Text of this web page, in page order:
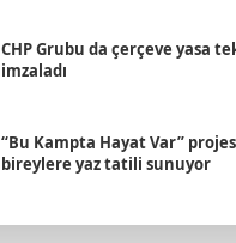
CHP Grubu da çerçeve yasa
imzaladı
“Bu Kampta Hayat Var”
bireylere yaz tatili sunuyor